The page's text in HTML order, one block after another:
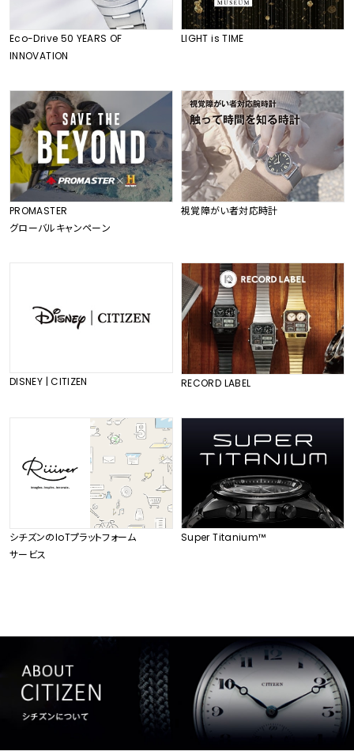
Eco-Drive 50 YEARS OF
INNOVATION
LIGHT is TIME
PROMASTER
グローバルキャンペーン
視覚障がい者対応時計
DISNEY | CITIZEN RECORD LABEL
シチズンのIoTプラットフォーム
サービス
Super Titanium™